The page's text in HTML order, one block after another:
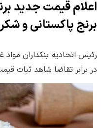
اعلام قیمت جدید
برنج پاکستانی و شکر
رئیس اتحادیه بنکداران
در برابر تقاضا شاهد ثبات